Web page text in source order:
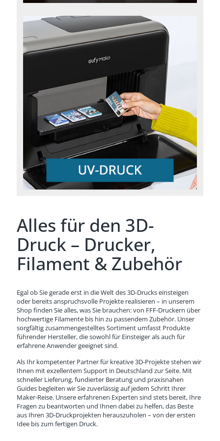
Alles für den 3D-
Druck – Drucker,
Filament & Zubehör
Egal ob Sie gerade erst in die Welt des 3D-Drucks einsteigen
oder bereits anspruchsvolle Projekte realisieren – in unserem
Shop finden Sie alles, was Sie brauchen: von FFF-Druckern über
hochwertige Filamente bis hin zu passendem Zubehör. Unser
sorgfältig zusammengestelltes Sortiment umfasst Produkte
führender Hersteller, die sowohl für Einsteiger als auch für
erfahrene Anwender geeignet sind.
Als Ihr kompetenter Partner für kreative 3D-Projekte stehen wir
Ihnen mit exzellentem Support in Deutschland zur Seite. Mit
schneller Lieferung, fundierter Beratung und praxisnahen
Guides begleiten wir Sie zuverlässig auf jedem Schritt Ihrer
Maker-Reise. Unsere erfahrenen Experten sind stets bereit, Ihre
Fragen zu beantworten und Ihnen dabei zu helfen, das Beste
aus Ihren 3D-Druckprojekten herauszuholen – von der ersten
Idee bis zum fertigen Druck.